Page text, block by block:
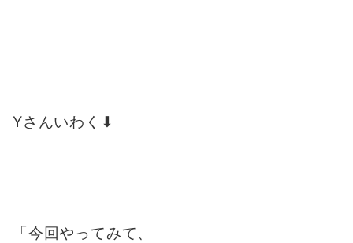
Yさんいわく⬇︎
「今回やってみて、